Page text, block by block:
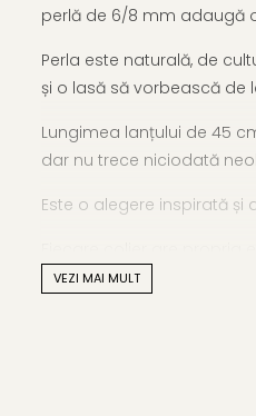
perlă de 6/8 mm adaugă
Perla este naturală, de
și o lasă să vorbească de
Lungimea lanțului de 45
dar nu trece niciodată
Este o alegere inspirată
potrivește.
VEZI MAI MULT